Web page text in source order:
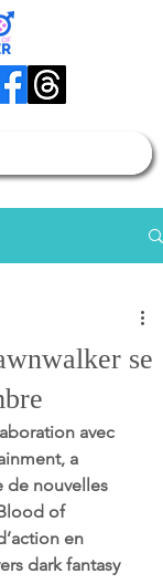
se
avec
a
de nouvelles
of
en
dark fantasy